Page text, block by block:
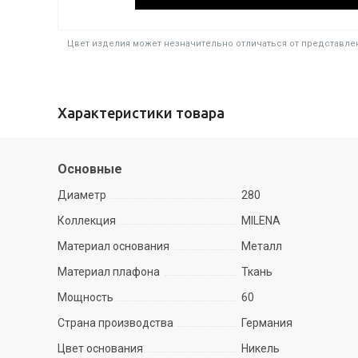
Цвет изделия может незначительно отличаться от
Характеристики товара
Основные
Диаметр
280
Коллекция
MILENA
Материал основания
Металл
Материал плафона
Ткань
Мощность
60
Страна производства
Германия
Цвет основания
Никель